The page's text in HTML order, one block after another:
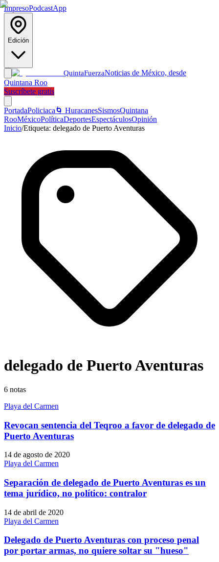
ImpresoPodcastApp
Edición
QuintaFuerzaNoticias de México, desde
Quintana Roo
Suscríbete gratis
PortadaPoliciaca 🌀 HuracanesSismosQuintana
RooMéxicoPolíticaDeportesEspectáculosOpinión
Inicio/Etiqueta: delegado de Puerto Aventuras
delegado de Puerto Aventuras
6 notas
Playa del Carmen
Revocan sentencia del Teqroo a favor de delegado de
Puerto Aventuras
14 de agosto de 2020
Playa del Carmen
Separación de delegado de Puerto Aventuras es un
tema jurídico, no político: contralor
14 de abril de 2020
Playa del Carmen
Delegado de Puerto Aventuras con proceso penal
por portar armas, no quiere soltar su "hueso"